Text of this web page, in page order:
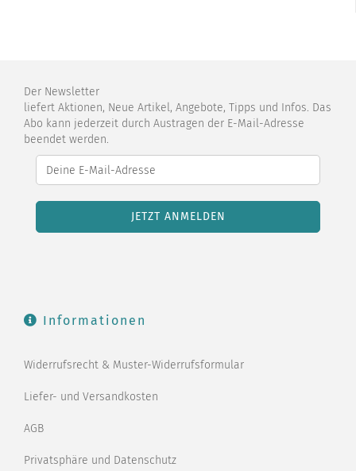
Der Newsletter
liefert Aktionen, Neue Artikel, Angebote, Tipps und Infos. Das
Abo kann jederzeit durch Austragen der E-Mail-Adresse
beendet werden.
Informationen
Widerrufsrecht & Muster-Widerrufsformular
Liefer- und Versandkosten
AGB
Privatsphäre und Datenschutz